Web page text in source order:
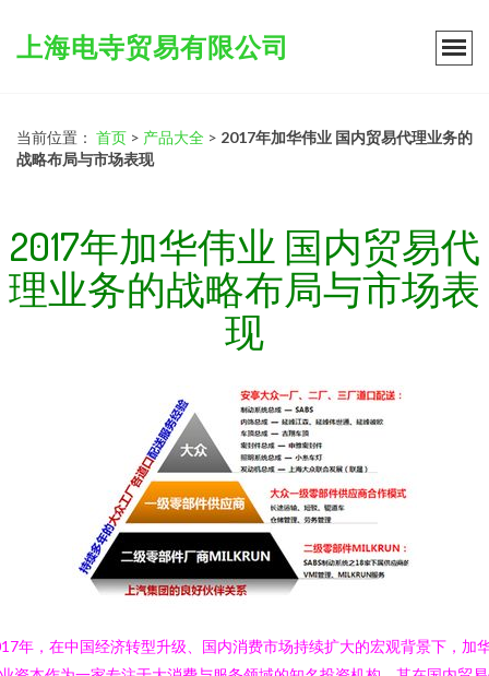
上海电寺贸易有限公司
当前位置： 首页 > 产品大全 > 2017年加华伟业 国内贸易代理业务的
战略布局与市场表现
2017年加华伟业 国内贸易代
理业务的战略布局与市场表
现
年，在中国经济转型升级、国内消费市场持续扩大的宏观背景下，加